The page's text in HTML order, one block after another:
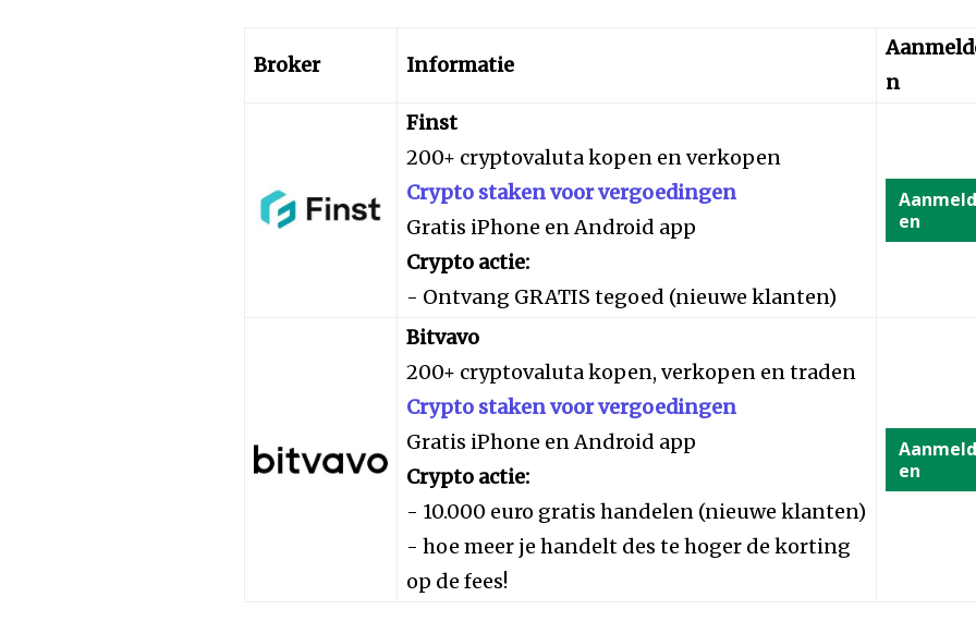
Broker Informatie
n
Finst
200+ cryptovaluta kopen en verkopen
Crypto staken voor vergoedingen
Gratis iPhone en Android app
Crypto actie:
- Ontvang GRATIS tegoed (nieuwe klanten)
en
Bitvavo
200+ cryptovaluta kopen, verkopen en traden
Crypto staken voor vergoedingen
Gratis iPhone en Android app
Crypto actie:
- 10.000 euro gratis handelen (nieuwe klanten)
- hoe meer je handelt des te hoger de korting
op de fees!
en